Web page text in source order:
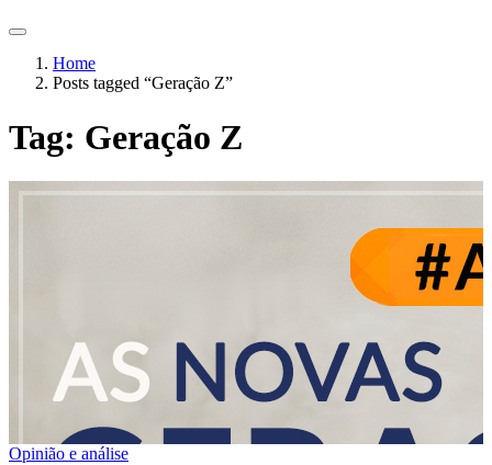
Home
Posts tagged “Geração Z”
Tag: Geração Z
Opinião e análise